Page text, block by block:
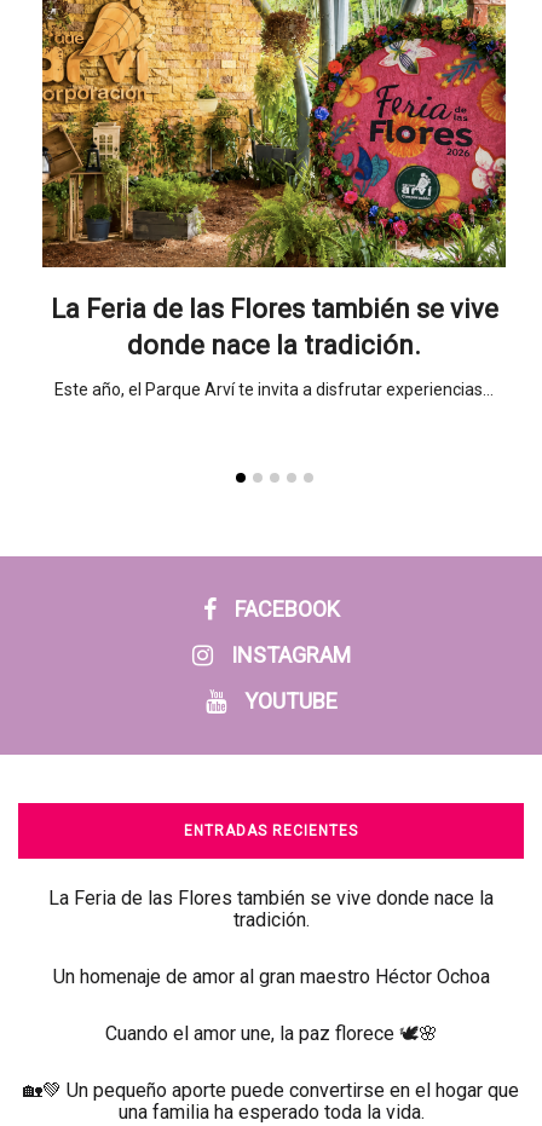
La Feria de las Flores también se vive
donde nace la tradición.
Este año, el Parque Arví te invita a disfrutar experiencias…
FACEBOOK
INSTAGRAM
YOUTUBE
ENTRADAS RECIENTES
La Feria de las Flores también se vive donde nace la
tradición.
Un homenaje de amor al gran maestro Héctor Ochoa
Cuando el amor une, la paz florece 🕊️🌸
🏡💚 Un pequeño aporte puede convertirse en el hogar que
una familia ha esperado toda la vida.